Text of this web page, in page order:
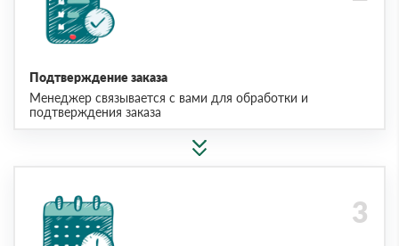
Подтверждение заказа
Менеджер связывается с вами для обработки и
подтверждения заказа